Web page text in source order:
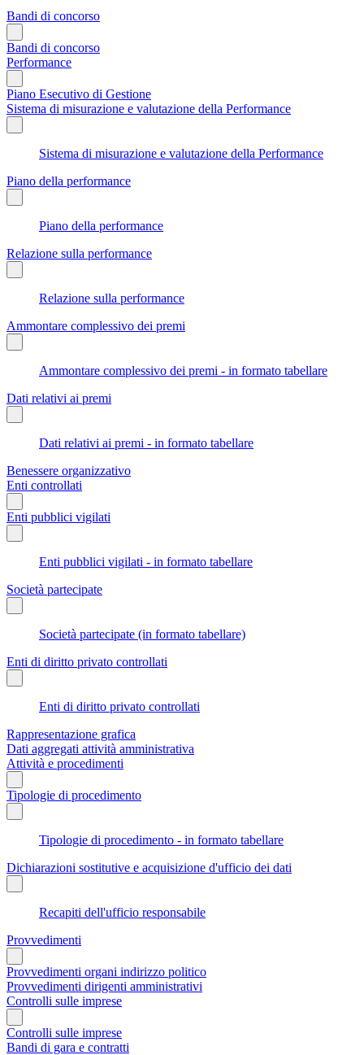
Bandi di concorso
Bandi di concorso
Performance
Piano Esecutivo di Gestione
Sistema di misurazione e valutazione della Performance
Sistema di misurazione e valutazione della Performance
Piano della performance
Piano della performance
Relazione sulla performance
Relazione sulla performance
Ammontare complessivo dei premi
Ammontare complessivo dei premi - in formato tabellare
Dati relativi ai premi
Dati relativi ai premi - in formato tabellare
Benessere organizzativo
Enti controllati
Enti pubblici vigilati
Enti pubblici vigilati - in formato tabellare
Società partecipate
Società partecipate (in formato tabellare)
Enti di diritto privato controllati
Enti di diritto privato controllati
Rappresentazione grafica
Dati aggregati attività amministrativa
Attività e procedimenti
Tipologie di procedimento
Tipologie di procedimento - in formato tabellare
Dichiarazioni sostitutive e acquisizione d'ufficio dei dati
Recapiti dell'ufficio responsabile
Provvedimenti
Provvedimenti organi indirizzo politico
Provvedimenti dirigenti amministrativi
Controlli sulle imprese
Controlli sulle imprese
Bandi di gara e contratti